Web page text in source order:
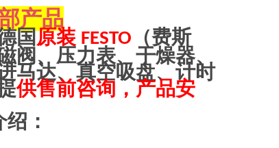
产品
国原装 FESTO （费斯
阀、压力表、干燥器、
马达、真空吸盘、计时
供售前咨询，产品安
：